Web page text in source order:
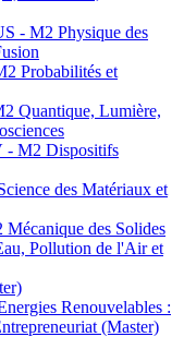
- M2 Physique des
Probabilités et
Quantique, Lumière,
M2 Dispositifs
des Matériaux et
des Solides
Pollution de l'Air et
Renouvelables :
(Master)